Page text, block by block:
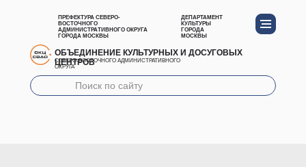
ПРЕФЕКТУРА СЕВЕРО-
ВОСТОЧНОГО
АДМИНИСТРАТИВНОГО ОКРУГА
ГОРОДА МОСКВЫ
ДЕПАРТАМЕНТ
КУЛЬТУРЫ
ГОРОДА
МОСКВЫ
ОБЪЕДИНЕНИЕ КУЛЬТУРНЫХ И ДОСУГОВЫХ
ЦЕНТРОВ
СЕВЕРО-ВОСТОЧНОГО АДМИНИСТРАТИВНОГО
ОКРУГА